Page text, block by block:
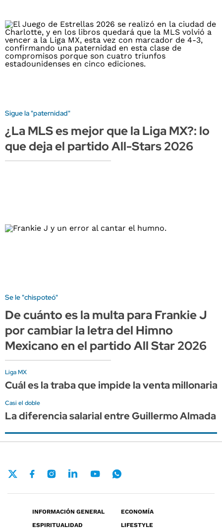
Sigue la "paternidad"
¿La MLS es mejor que la Liga MX?: lo
que deja el partido All-Stars 2026
Se le "chispoteó"
De cuánto es la multa para Frankie J
por cambiar la letra del Himno
Mexicano en el partido All Star 2026
Liga MX
Cuál es la traba que impide la venta millonaria
Casi el doble
La diferencia salarial entre Guillermo Almada
INFORMACIÓN GENERAL
ECONOMÍA
ESPIRITUALIDAD
LIFESTYLE